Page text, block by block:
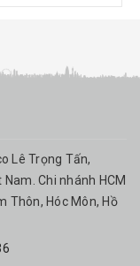
Lê Trọng Tấn,
Chi nhánh HCM
Thôn, Hóc Môn, Hồ